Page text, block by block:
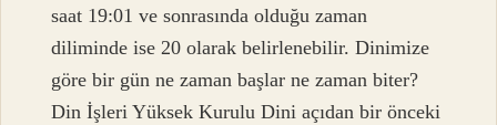
saat 19:01 ve sonrasında olduğu zaman
diliminde ise 20 olarak belirlenebilir. Dinimize
göre bir gün ne zaman başlar ne zaman biter?
Din İşleri Yüksek Kurulu Dini açıdan bir önceki